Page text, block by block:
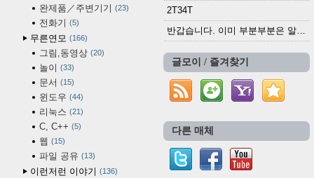
완제품／주변기기 23
전화기 5
무른연모 166
그림,동영상 20
놀이 33
문서 15
윈도우 44
리눅스 21
C, C++ 5
웹 15
파일 공유 13
이런저런 이야기 136
2T34T
반갑습니다. 이미 부분부분은 알려진 정보들이...
글모이 / 즐겨찾기
다른 매체